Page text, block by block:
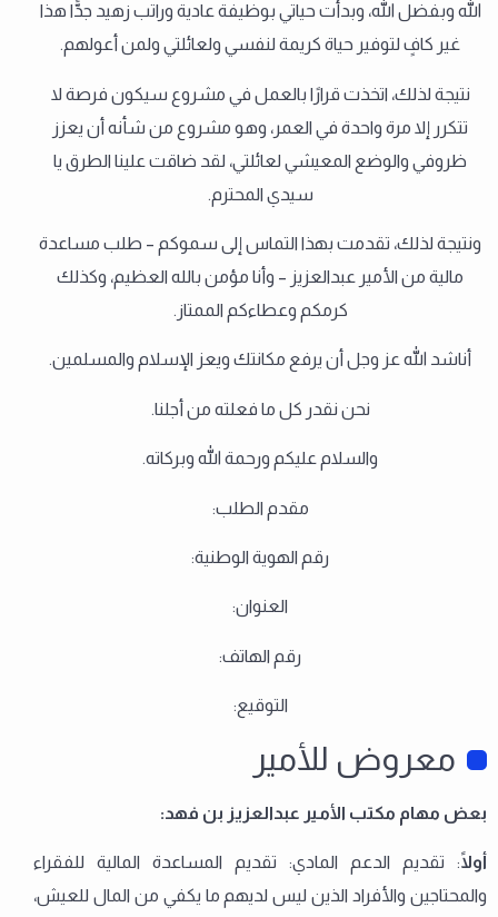
الله وبفضل الله، وبدأت حياتي بوظيفة عادية وراتب زهيد جدًّا هذا
غير كافٍ لتوفير حياة كريمة لنفسي ولعائلتي ولمن أعولهم.
نتيجة لذلك، اتخذت قرارًا بالعمل في مشروع سيكون فرصة لا
تتكرر إلا مرة واحدة في العمر، وهو مشروع من شأنه أن يعزز
ظروفي والوضع المعيشي لعائلتي، لقد ضاقت علينا الطرق يا
سيدي المحترم.
ونتيجة لذلك، تقدمت بهذا التماس إلى سموكم – طلب مساعدة
مالية من الأمير عبدالعزيز – وأنا مؤمن بالله العظيم، وكذلك
كرمكم وعطاءكم الممتاز.
أناشد الله عز وجل أن يرفع مكانتك ويعز الإسلام والمسلمين.
نحن نقدر كل ما فعلته من أجلنا.
والسلام عليكم ورحمة الله وبركاته.
مقدم الطلب:
رقم الهوية الوطنية:
العنوان:
رقم الهاتف:
التوقيع:
معروض للأمير
بعض مهام مكتب الأمير عبدالعزيز بن فهد:
أولًا: تقديم الدعم المادي: تقديم المساعدة المالية للفقراء
والمحتاجين والأفراد الذين ليس لديهم ما يكفي من المال للعيش،